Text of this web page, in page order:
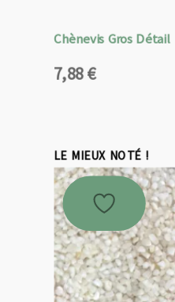
Chènevis Gros Détail
7,88€
LE MIEUX NOTÉ !